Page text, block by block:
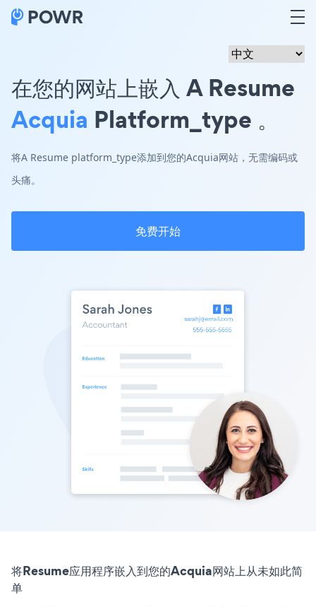
在您的网站上嵌入 A Resume
Acquia Platform_type 。
将A Resume platform_type添加到您的Acquia网站，无需编码或
头痛。
免费开始
将Resume应用程序嵌入到您的Acquia网站上从未如此简
单